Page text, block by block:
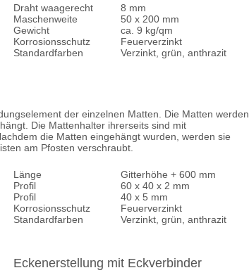
Draht waagerecht
Maschenweite
Gewicht
Korrosionsschutz
Standardfarben
8 mm
50 x 200 mm
ca. 9 kg/qm
Feuerverzinkt
Verzinkt, grün, anthrazit
der einzelnen Matten. Die Matten werden
Die Mattenhalter ihrerseits sind mit
die Matten eingehängt wurden, werden sie
am Pfosten verschraubt.
Länge
Profil
Profil
Korrosionsschutz
Standardfarben
Gitterhöhe + 600 mm
60 x 40 x 2 mm
40 x 5 mm
Feuerverzinkt
Verzinkt, grün, anthrazit
Eckenerstellung mit Eckverbinder